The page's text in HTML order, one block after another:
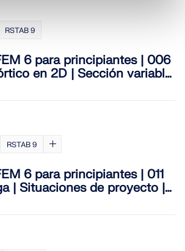
RSTAB 9
6 para principiantes | 006
en 2D | Sección variable
RSTAB 9
6 para principiantes | 011
| Situaciones de proyecto |